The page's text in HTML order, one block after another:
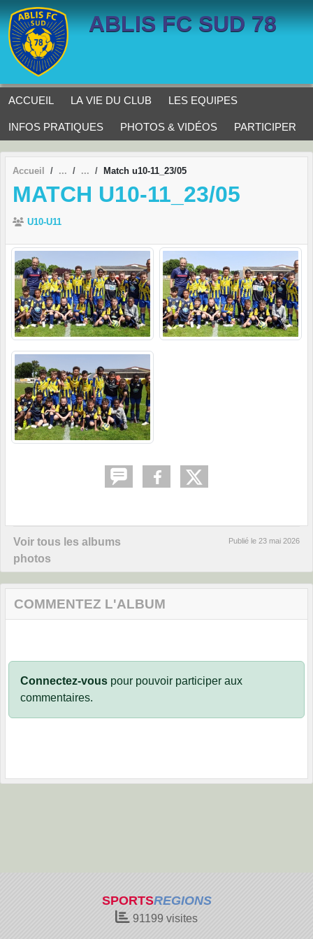
ABLIS FC SUD 78
ACCUEIL LA VIE DU CLUB LES EQUIPES
INFOS PRATIQUES PHOTOS & VIDÉOS PARTICIPER
Accueil Match u10-11_23/05
MATCH U10-11_23/05
U10-U11
Voir tous les albums
photos
Publié le 23 mai 2026
COMMENTEZ L'ALBUM
Connectez-vous pour pouvoir participer aux
commentaires.
SPORTSREGIONS
91199 visites
Panneau de gestion des cookies